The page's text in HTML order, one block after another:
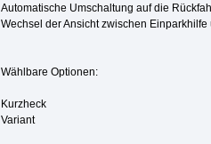
Automatische Umschaltung auf die
Wechsel der Ansicht zwischen
Wählbare Optionen:
Kurzheck
Variant